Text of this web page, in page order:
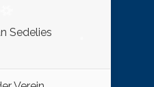
Sedelies